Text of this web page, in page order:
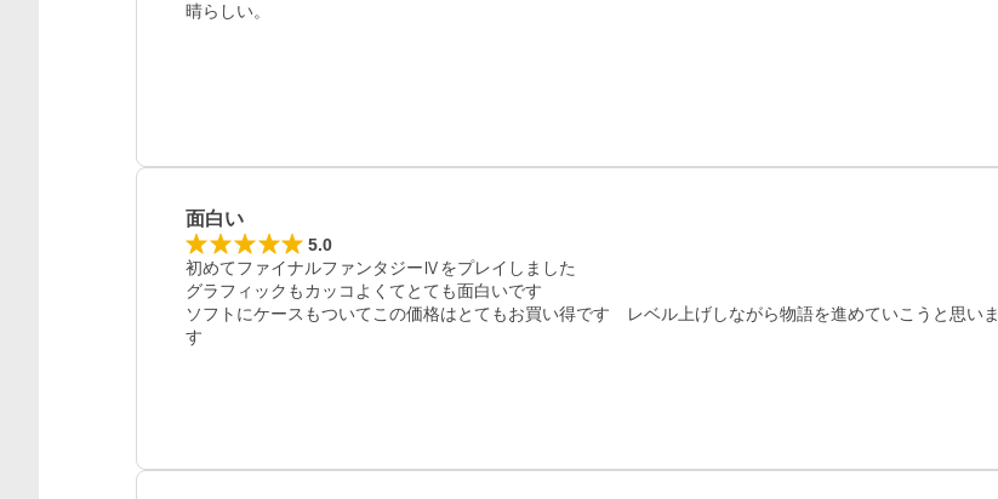
晴らしい。
面白い
5.0
初めてファイナルファンタジーⅣをプレイしました
グラフィックもカッコよくてとても面白いです
ソフトにケースもついてこの価格はとてもお買い得です　レベル上げしながら物語を進めていこうと思いま
す